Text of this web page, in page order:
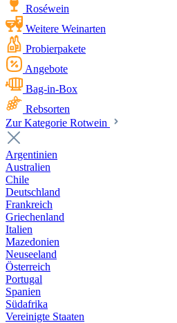
Roséwein
Weitere Weinarten
Probierpakete
Angebote
Bag-in-Box
Rebsorten
Zur Kategorie Rotwein
Argentinien
Australien
Chile
Deutschland
Frankreich
Griechenland
Italien
Mazedonien
Neuseeland
Österreich
Portugal
Spanien
Südafrika
Vereinigte Staaten